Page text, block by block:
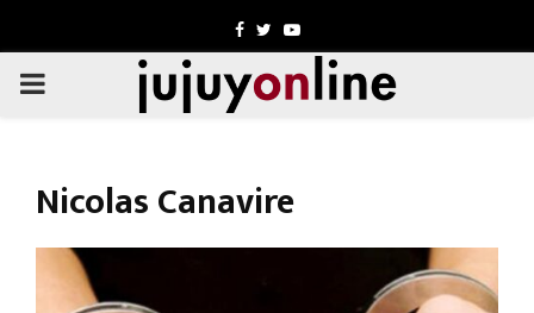
Facebook
TwitterYoutube
PRIMARY
Nicolas Canavire